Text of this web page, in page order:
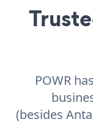
POWR
(besides